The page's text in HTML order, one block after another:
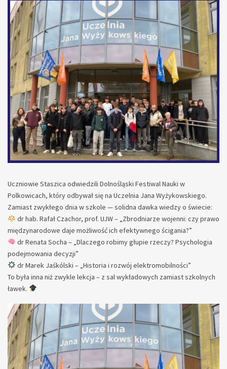
Uczniowie Staszica odwiedzili Dolnośląski Festiwal Nauki w
Polkowicach, który odbywał się na Uczelnia Jana Wyżykowskiego.
Zamiast zwykłego dnia w szkole — solidna dawka wiedzy o świecie:
dr hab. Rafał Czachor, prof. UJW – „Zbrodniarze wojenni: czy prawo
międzynarodowe daje możliwość ich efektywnego ścigania?”
dr Renata Socha – „Dlaczego robimy głupie rzeczy? Psychologia
podejmowania decyzji”
dr Marek Jaśkólski – „Historia i rozwój elektromobilności”
To była inna niż zwykle lekcja – z sal wykładowych zamiast szkolnych
ławek.